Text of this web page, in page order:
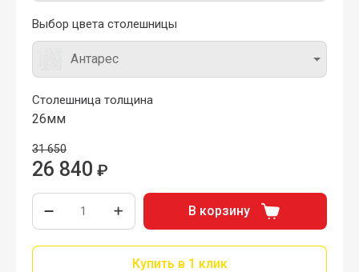
Выбор цвета столешницы
Антарес
Столешница толщина
26мм
31 650
26 840 ₽
В корзину
Купить в 1 клик